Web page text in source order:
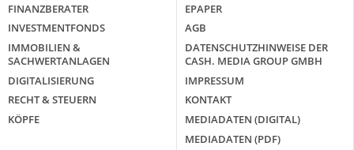
FINANZBERATER
INVESTMENTFONDS
IMMOBILIEN &
SACHWERTANLAGEN
DIGITALISIERUNG
RECHT & STEUERN
KÖPFE
EPAPER
AGB
DATENSCHUTZHINWEISE DER
CASH. MEDIA GROUP GMBH
IMPRESSUM
KONTAKT
MEDIADATEN (DIGITAL)
MEDIADATEN (PDF)